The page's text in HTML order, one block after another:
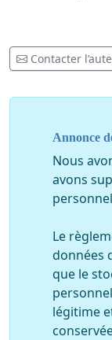
Contacter
Annonce
Nous
avons
Le
données
que le
légitime